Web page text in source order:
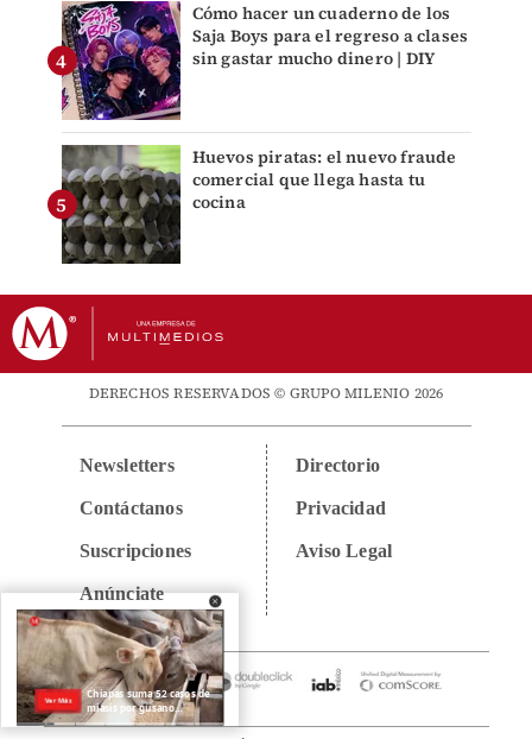
Cómo hacer un cuaderno de los
Saja Boys para el regreso a clases
sin gastar mucho dinero | DIY
Huevos piratas: el nuevo fraude
comercial que llega hasta tu
cocina
DERECHOS RESERVADOS © GRUPO MILENIO 2026
Newsletters
Contáctanos
Suscripciones
Anúnciate
Directorio
Privacidad
Aviso Legal